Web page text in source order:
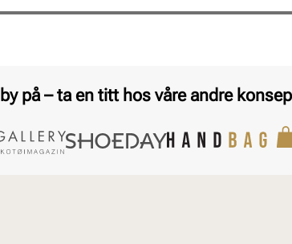
på – ta en titt hos våre andre